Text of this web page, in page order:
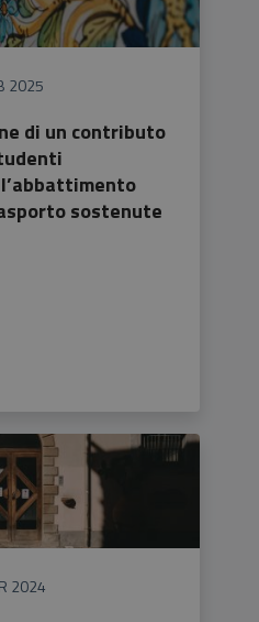
2025
di un contributo
sostenute
2024